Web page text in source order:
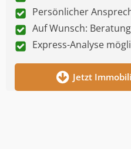
Persönlicher
Auf Wunsch:
Express-Analyse
Jetzt